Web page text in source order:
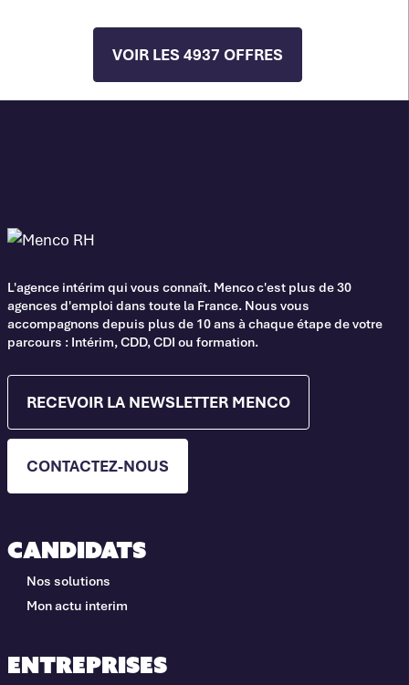
VOIR LES 4937 OFFRES
L'agence intérim qui vous connaît. Menco c'est plus de 30
agences d'emploi dans toute la France. Nous vous
accompagnons depuis plus de 10 ans à chaque étape de votre
parcours : Intérim, CDD, CDI ou formation.
RECEVOIR LA NEWSLETTER MENCO
CONTACTEZ-NOUS
Candidats
Nos solutions
Mon actu interim
Entreprises